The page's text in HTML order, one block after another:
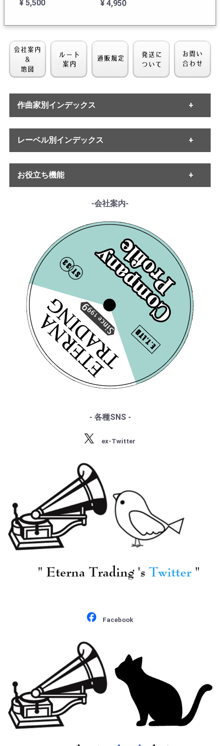
「捨てられたアルミー
¥ 5,500 ¥ 4,950
[PHILIPS] M.ジャンド
ロン(vc)/ ハイドン:Vc
協奏曲1番Hob. VIIb:1,
ボッケリーニ:Vc協奏
曲7番G.480
[PHILIPS] G.スゼー
(br)/ バロック・オペ
ラ・アリア集/ヘンデ
ル:, ラモー, リュリ
[PHILIPS] E.アーメリ
ング(s)/ Ameling sings
Mozart/モーツァルト:
エクスルターテ・ユビ
ラーテ 他
¥ 3,300
[HMV] J.ベイカー(s) /
A Janet Baker Album/
パーセル, ヘンデル, バ
ッハ 他
¥ 4,950
[L'OISEAU LYRE] R.レッ
パード指揮イギリス室
エ:組曲「メデア」
作曲家別インデックス
・バッハ
・ヘンデル
・モーツァルト
・ハイドン
・ベートーヴェン
・シューベルト
・ワーグナー
・スメタナ
・シュトラウス家
・ブラームス
・サン・サーンス
・チャイコフスキー
・ドヴォルザーク
・グリーグ
・フォーレ
・プッチーニ
・マーラー
・ドビュッシー
・R.シュトラウス
・ストラヴィンスキー
・ショスタコーヴィチ
レーベル別インデックス
・ETERNA
・MELODIYA
・DECCA
・PHILIPS
・SUPRAPHON
・クリュブ盤
・マイナー盤/プライベート盤
お役立ち機能
・レコード洗浄ガイド
・単語の説明
・ルート案内
------特集ページ------
・『エテルナの芸術』
・『アナログ期の名匠たち』
・『デジタル録音の夜明け』
・『ソ連のオーケストラ』
-会社案内-
- 各種SNS -
ex-Twitter
Facebook